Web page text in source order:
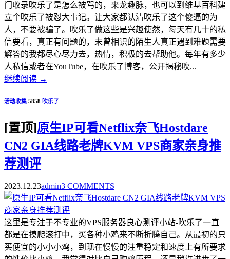
门收录吹乐了是怎么被骂的，来龙趣脉，也可以到维基百科建
立个吹乐了被怼大事记。让大家都认清吹乐了这个傻逼的为
人，不要被骗了。吹乐了做这些是兴趣使然，每天有几十的私
信要看，真正有问题的，未曾相识的陌生人真正遇到难题需要
解答的我都尽心尽力去，热情，积极的去帮助他。每年有多少
人私信或者在YouTube，在吹乐了博客，公开揭秘吹...
继续阅读 →
活动收集 5858 吹乐了
[置顶]原生IP可看Netflix奈飞Hostdare
CN2 GIA线路老牌KVM VPS商家亲身推
荐测评
2023.12.23admin3 COMMENTS
这里是专注于不专业的VPS服务器良心测评小站-吹乐了一直
都是在摸爬滚打中，买各种小鸡来不断折腾自己。从最初的只
买便宜的小小小鸡，到现在慢慢的注重稳定和速度上有所要求